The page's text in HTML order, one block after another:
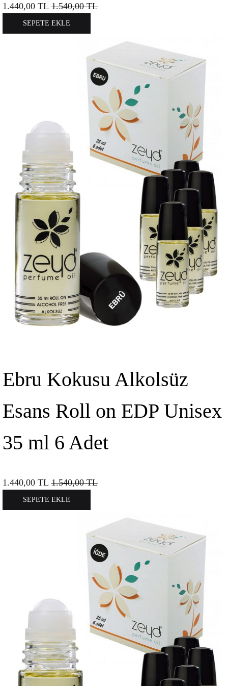
1.440,00 TL 1.540,00TL
SEPETE EKLE
Ebru Kokusu Alkolsüz
Esans Roll on EDP Unisex
35 ml 6 Adet
1.440,00 TL 1.540,00TL
SEPETE EKLE